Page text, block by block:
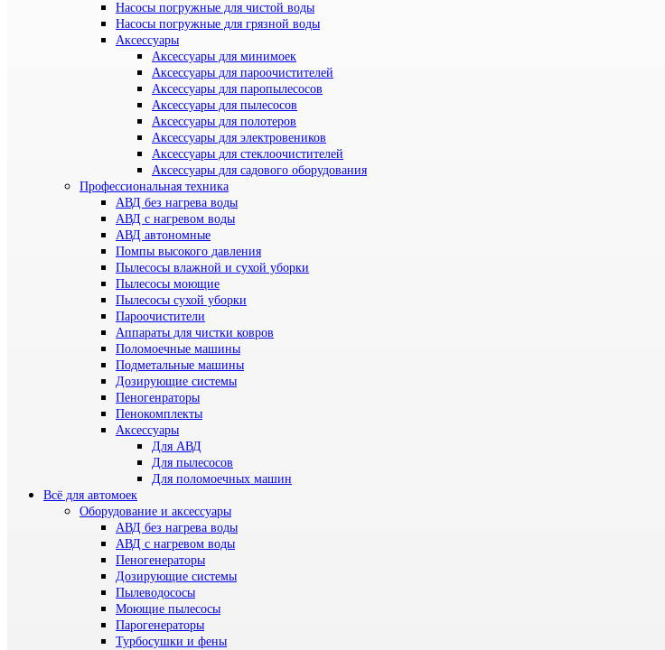
Насосы погружные для чистой воды
Насосы погружные для грязной воды
Аксессуары
Аксессуары для минимоек
Аксессуары для пароочистителей
Аксессуары для паропылесосов
Аксессуары для пылесосов
Аксессуары для полотеров
Аксессуары для электровеников
Аксессуары для стеклоочистителей
Аксессуары для садового оборудования
Профессиональная техника
АВД без нагрева воды
АВД с нагревом воды
АВД автономные
Помпы высокого давления
Пылесосы влажной и сухой уборки
Пылесосы моющие
Пылесосы сухой уборки
Пароочистители
Аппараты для чистки ковров
Поломоечные машины
Подметальные машины
Дозирующие системы
Пеногенраторы
Пенокомплекты
Аксессуары
Для АВД
Для пылесосов
Для поломоечных машин
Всё для автомоек
Оборудование и аксессуары
АВД без нагрева воды
АВД с нагревом воды
Пеногенераторы
Дозирующие системы
Пылеводососы
Моющие пылесосы
Парогенераторы
Турбосушки и фены